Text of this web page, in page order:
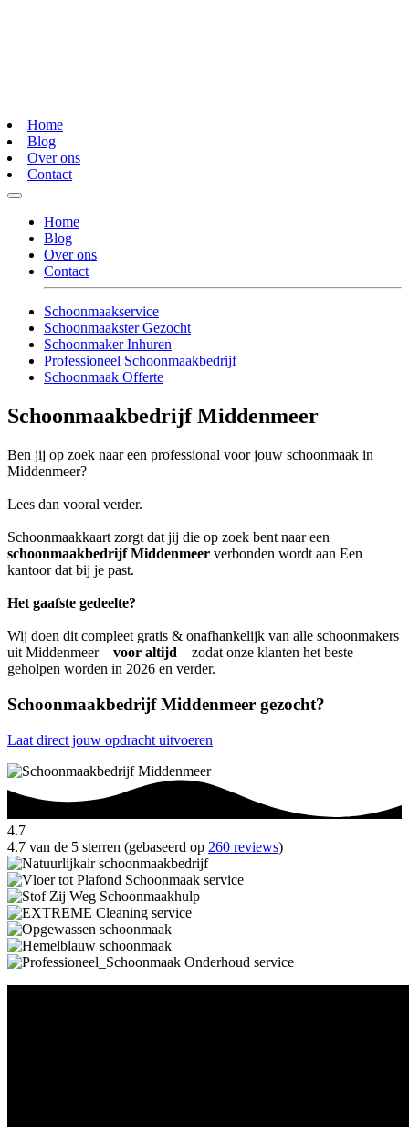
Home
Blog
Over ons
Contact
Home
Blog
Over ons
Contact
Schoonmaakservice
Schoonmaakster Gezocht
Schoonmaker Inhuren
Professioneel Schoonmaakbedrijf
Schoonmaak Offerte
Schoonmaakbedrijf Middenmeer
Ben jij op zoek naar een professional voor jouw schoonmaak in
Middenmeer?
Lees dan vooral verder.
Schoonmaakkaart zorgt dat jij die op zoek bent naar een
schoonmaakbedrijf Middenmeer verbonden wordt aan Een
kantoor dat bij je past.
Het gaafste gedeelte?
Wij doen dit compleet gratis & onafhankelijk van alle schoonmakers
uit Middenmeer – voor altijd – zodat onze klanten het beste
geholpen worden in 2026 en verder.
Schoonmaakbedrijf Middenmeer gezocht?
Laat direct jouw opdracht uitvoeren
4.7
4.7 van de 5 sterren (gebaseerd op 260 reviews)